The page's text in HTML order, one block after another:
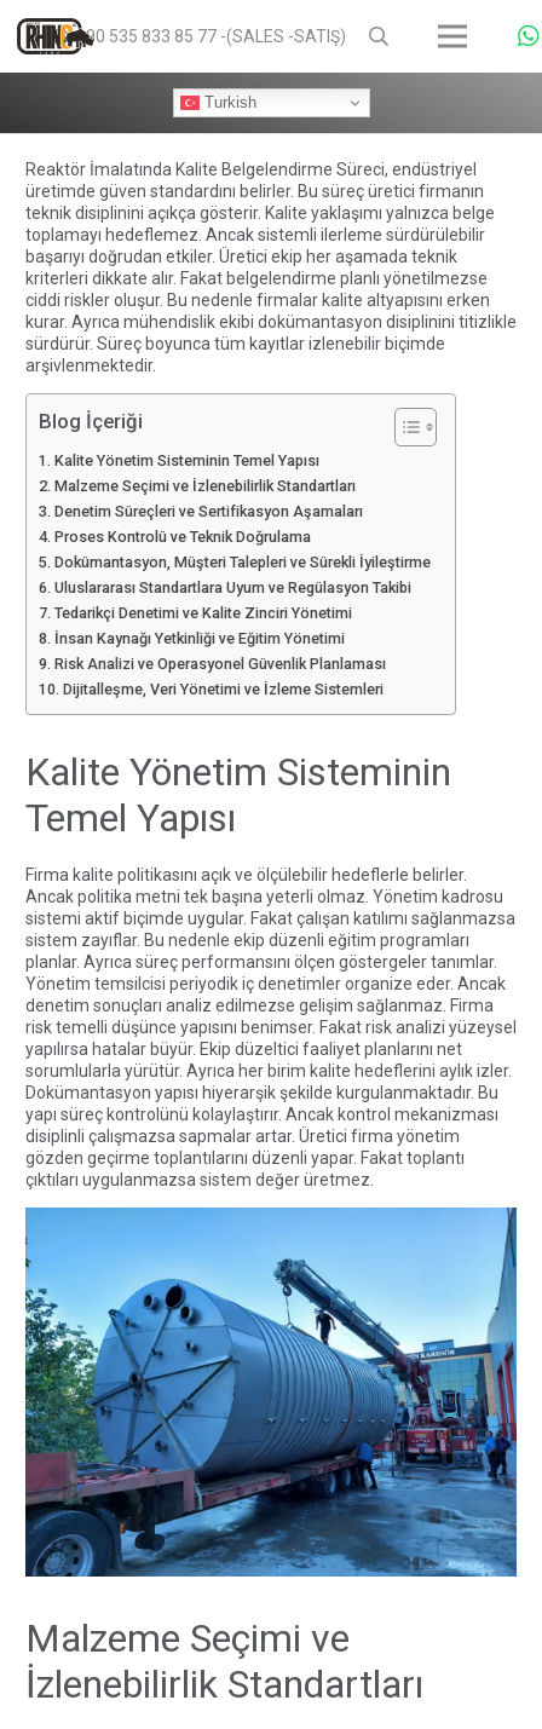
+90 535 833 85 77 -(SALES -SATIŞ)
Turkish
Reaktör İmalatında Kalite Belgelendirme Süreci, endüstriyel
üretimde güven standardını belirler. Bu süreç üretici firmanın
teknik disiplinini açıkça gösterir. Kalite yaklaşımı yalnızca belge
toplamayı hedeflemez. Ancak sistemli ilerleme sürdürülebilir
başarıyı doğrudan etkiler. Üretici ekip her aşamada teknik
kriterleri dikkate alır. Fakat belgelendirme planlı yönetilmezse
ciddi riskler oluşur. Bu nedenle firmalar kalite altyapısını erken
kurar. Ayrıca mühendislik ekibi dokümantasyon disiplinini titizlikle
sürdürür. Süreç boyunca tüm kayıtlar izlenebilir biçimde
arşivlenmektedir.
Blog İçeriği
Kalite Yönetim Sisteminin Temel Yapısı
Malzeme Seçimi ve İzlenebilirlik Standartları
Denetim Süreçleri ve Sertifikasyon Aşamaları
Proses Kontrolü ve Teknik Doğrulama
Dokümantasyon, Müşteri Talepleri ve Sürekli İyileştirme
Uluslararası Standartlara Uyum ve Regülasyon Takibi
Tedarikçi Denetimi ve Kalite Zinciri Yönetimi
İnsan Kaynağı Yetkinliği ve Eğitim Yönetimi
Risk Analizi ve Operasyonel Güvenlik Planlaması
Dijitalleşme, Veri Yönetimi ve İzleme Sistemleri
Kalite Yönetim Sisteminin
Temel Yapısı
Firma kalite politikasını açık ve ölçülebilir hedeflerle belirler.
Ancak politika metni tek başına yeterli olmaz. Yönetim kadrosu
sistemi aktif biçimde uygular. Fakat çalışan katılımı sağlanmazsa
sistem zayıflar. Bu nedenle ekip düzenli eğitim programları
planlar. Ayrıca süreç performansını ölçen göstergeler tanımlar.
Yönetim temsilcisi periyodik iç denetimler organize eder. Ancak
denetim sonuçları analiz edilmezse gelişim sağlanmaz. Firma
risk temelli düşünce yapısını benimser. Fakat risk analizi yüzeysel
yapılırsa hatalar büyür. Ekip düzeltici faaliyet planlarını net
sorumlularla yürütür. Ayrıca her birim kalite hedeflerini aylık izler.
Dokümantasyon yapısı hiyerarşik şekilde kurgulanmaktadır. Bu
yapı süreç kontrolünü kolaylaştırır. Ancak kontrol mekanizması
disiplinli çalışmazsa sapmalar artar. Üretici firma yönetim
gözden geçirme toplantılarını düzenli yapar. Fakat toplantı
çıktıları uygulanmazsa sistem değer üretmez.
Malzeme Seçimi ve
İzlenebilirlik Standartları